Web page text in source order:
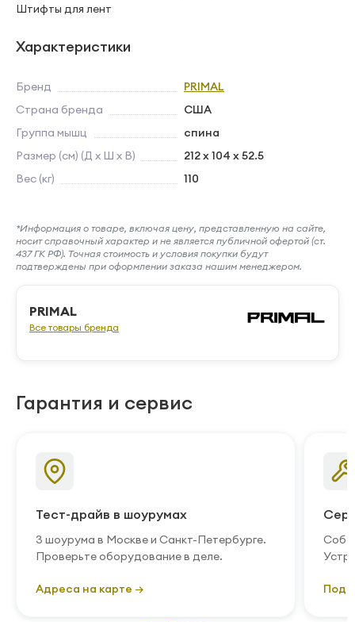
Штифты для лент
Характеристики
Бренд
PRIMAL
Страна бренда
США
Группа мышц
спина
Размер (см) (Д х Ш х В)
212 x 104 x 52.5
Вес (кг)
110
*Информация о товаре, включая цену, представленную на сайте,
носит справочный характер и не является публичной офертой (ст.
437 ГК РФ). Точная стоимость и условия покупки будут
подтверждены при оформлении заказа нашим менеджером.
PRIMAL
Все товары бренда
Гарантия и сервис
Тест-драйв в шоурумах
3 шоурума в Москве и Санкт-Петербурге.
Проверьте оборудование в деле.
Адреса на карте →